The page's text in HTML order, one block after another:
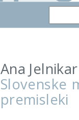
Ana Jelnikar
Slovenske
premisleki